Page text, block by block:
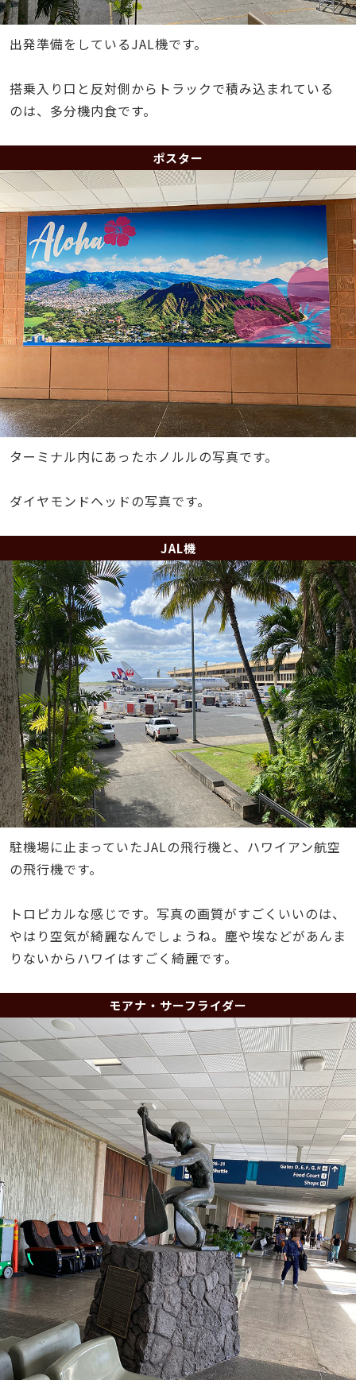
出発準備をしているJAL機です。
搭乗入り口と反対側からトラックで積み込まれている
のは、多分機内食です。
ポスター
ターミナル内にあったホノルルの写真です。
ダイヤモンドヘッドの写真です。
JAL機
駐機場に止まっていたJALの飛行機と、ハワイアン航空
の飛行機です。
トロピカルな感じです。写真の画質がすごくいいのは、
やはり空気が綺麗なんでしょうね。塵や埃などがあんま
りないからハワイはすごく綺麗です。
モアナ・サーフライダー